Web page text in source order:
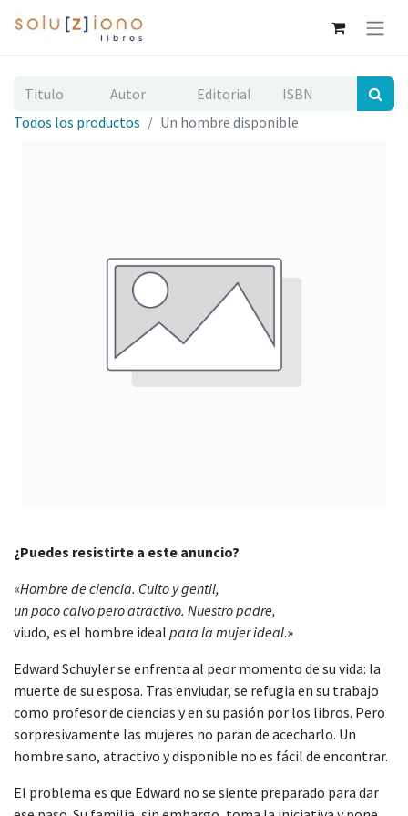
Todos los productos Un hombre disponible
¿Puedes resistirte a este anuncio?
«Hombre de ciencia. Culto y gentil,
un poco calvo pero atractivo. Nuestro padre,
viudo, es el hombre ideal para la mujer ideal.»
Edward Schuyler se enfrenta al peor momento de su vida: la
muerte de su esposa. Tras enviudar, se refugia en su trabajo
como profesor de ciencias y en su pasión por los libros. Pero
sorpresivamente las mujeres no paran de acecharlo. Un
hombre sano, atractivo y disponible no es fácil de encontrar.
El problema es que Edward no se siente preparado para dar